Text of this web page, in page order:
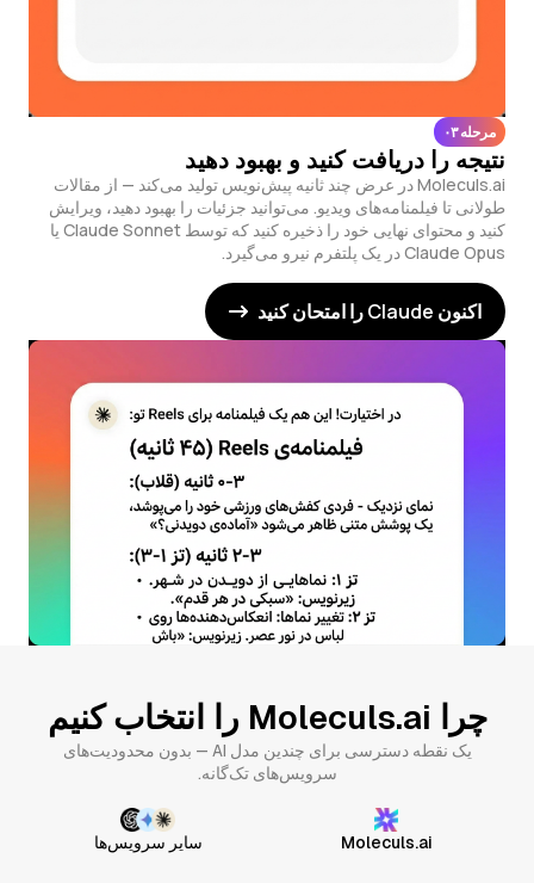
مرحله ۰۳
نتیجه را دریافت کنید و بهبود دهید
Moleculs.ai در عرض چند ثانیه پیش‌نویس تولید می‌کند — از مقالات
طولانی تا فیلمنامه‌های ویدیو. می‌توانید جزئیات را بهبود دهید، ویرایش
کنید و محتوای نهایی خود را ذخیره کنید که توسط Claude Sonnet یا
Claude Opus در یک پلتفرم نیرو می‌گیرد.
اکنون Claude را امتحان کنید
چرا Moleculs.ai را انتخاب کنیم
یک نقطه دسترسی برای چندین مدل AI — بدون محدودیت‌های
سرویس‌های تک‌گانه.
Moleculs.ai سایر سرویس‌ها